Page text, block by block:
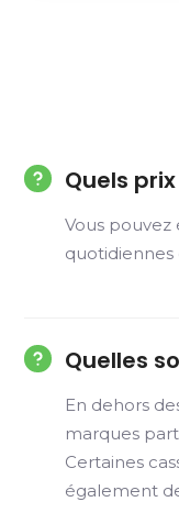
Quels
Vous pouvez
quotidiennes
Quelles
En dehors
marques
Certaines
également